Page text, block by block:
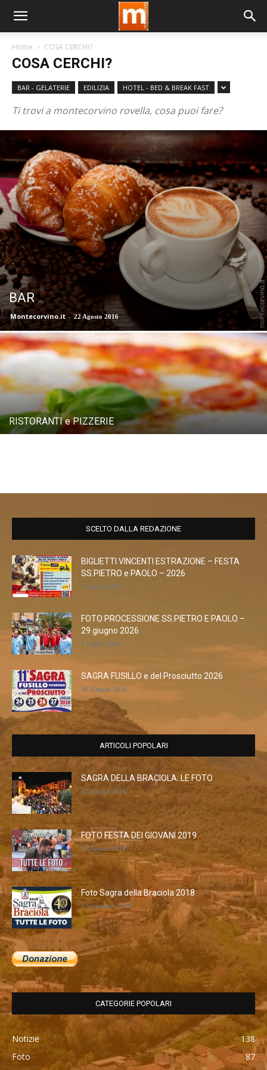
Home COSA CERCHI?
COSA CERCHI?
BAR - GELATERIE EDILIZIA HOTEL - BED & BREAK FAST
Ti trovi a montecorvino rovella, cosa puoi fare?
BAR
Montecorvino.it - 22 Agosto 2016
RISTORANTI e PIZZERIE
SCELTO DALLA REDAZIONE
BIGLIETTI VINCENTI ESTRAZIONE – FESTA
SS.PIETRO e PAOLO – 2026
1 Luglio 2026
FOTO PROCESSIONE SS.PIETRO E PAOLO –
29 giugno 2026
1 Luglio 2026
SAGRA FUSILLO e del Prosciutto 2026
30 Giugno 2026
ARTICOLI POPOLARI
SAGRA DELLA BRACIOLA: LE FOTO
31 Agosto 2016
FOTO FESTA DEI GIOVANI 2019
28 Agosto 2019
Foto Sagra della Braciola 2018
1 Settembre 2018
CATEGORIE POPOLARI
Notizie
138
Foto
87